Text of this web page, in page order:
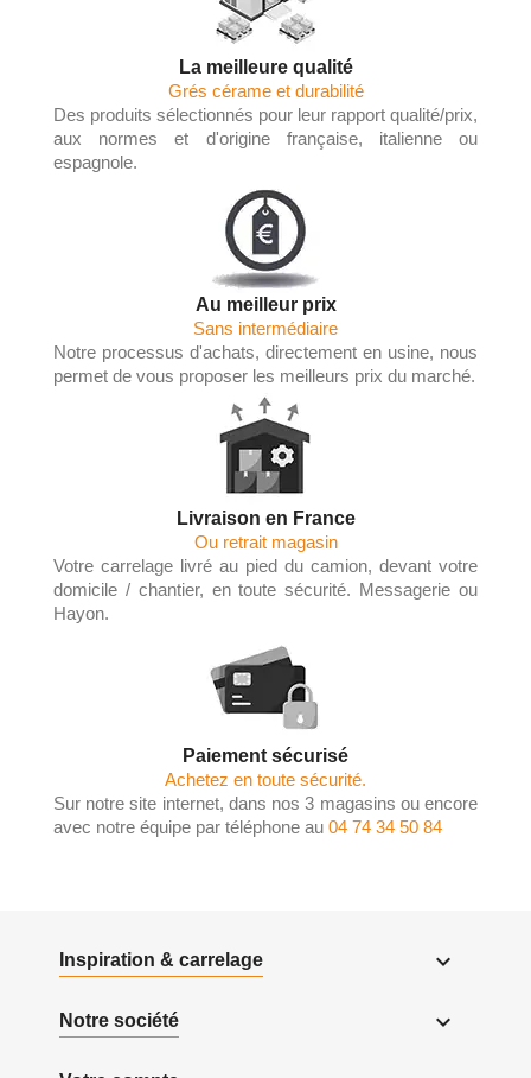
La meilleure qualité
Grés cérame et durabilité
Des produits sélectionnés pour leur rapport qualité/prix,
aux normes et d'origine française, italienne ou
espagnole.
Au meilleur prix
Sans intermédiaire
Notre processus d'achats, directement en usine, nous
permet de vous proposer les meilleurs prix du marché.
Livraison en France
Ou retrait magasin
Votre carrelage livré au pied du camion, devant votre
domicile / chantier, en toute sécurité. Messagerie ou
Hayon.
Paiement sécurisé
Achetez en toute sécurité.
Sur notre site internet, dans nos 3 magasins ou encore
avec notre équipe par téléphone au 04 74 34 50 84
Inspiration & carrelage 
Notre société 